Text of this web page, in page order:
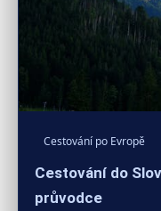
Cestování po Evropě
Cestování do
průvodce